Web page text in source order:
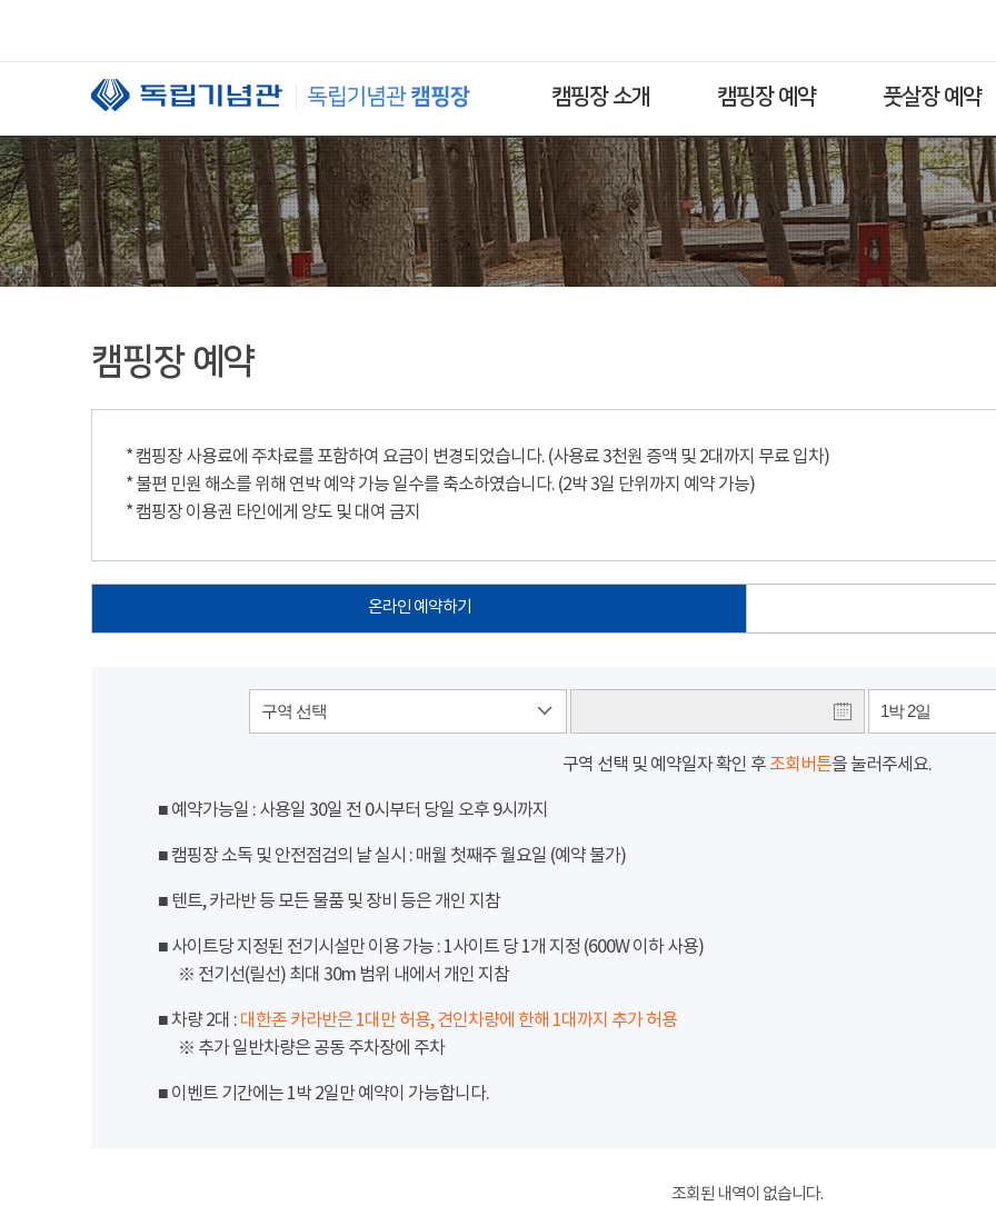
캠핑장 소개 캠핑장 예약 풋살장 예약
캠핑장 예약
* 캠핑장 사용료에 주차료를 포함하여 요금이 변경되었습니다. (사용료 3천원 증액 및 2대까지 무료 입차)
* 불편 민원 해소를 위해 연박 예약 가능 일수를 축소하였습니다. (2박 3일 단위까지 예약 가능)
* 캠핑장 이용권 타인에게 양도 및 대여 금지
온라인 예약하기
구역 선택 1박 2일
구역 선택 및 예약일자 확인 후 조회버튼을 눌러주세요.
■ 예약가능일 : 사용일 30일 전 0시부터 당일 오후 9시까지
■ 캠핑장 소독 및 안전점검의 날 실시 : 매월 첫째주 월요일 (예약 불가)
■ 텐트, 카라반 등 모든 물품 및 장비 등은 개인 지참
■ 사이트당 지정된 전기시설만 이용 가능 : 1사이트 당 1개 지정 (600W 이하 사용)
※ 전기선(릴선) 최대 30m 범위 내에서 개인 지참
■ 차량 2대 : 대한존 카라반은 1대만 허용, 견인차량에 한해 1대까지 추가 허용
※ 추가 일반차량은 공동 주차장에 주차
■ 이벤트 기간에는 1박 2일만 예약이 가능합니다.
조회된 내역이 없습니다.